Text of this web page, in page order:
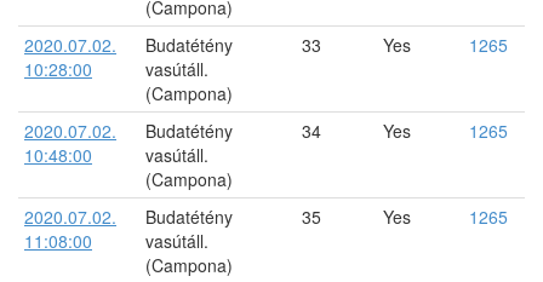
(Campona)
2020.07.02.
10:28:00
Budatétény
vasútáll.
(Campona)
33 Yes 1265
2020.07.02.
10:48:00
Budatétény
vasútáll.
(Campona)
34 Yes 1265
2020.07.02.
11:08:00
Budatétény
vasútáll.
(Campona)
35 Yes 1265